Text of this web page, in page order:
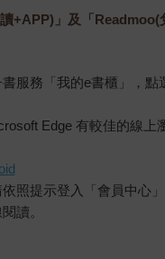
+APP)」及「Readmoo(
服務「我的e書櫃」，點
Edge 有較佳的線上
照提示登入「會員中心
讀。